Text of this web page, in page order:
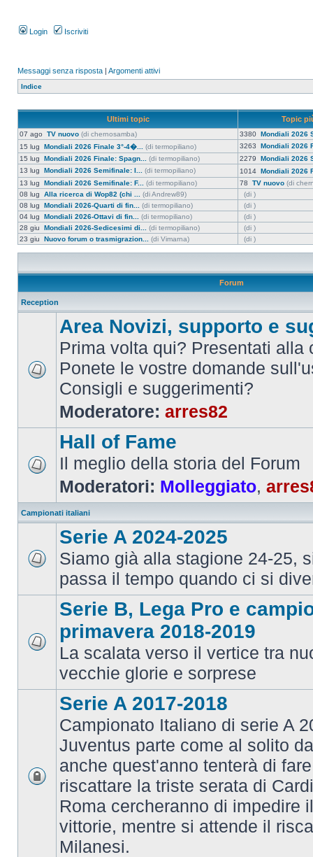
Login Iscriviti
Messaggi senza risposta | Argomenti attivi
Indice
Ultimi topic Topic
07 ago TV nuovo (di chernosamba) 3380 Mondiali 2026
15 lug Mondiali 2026 Finale 3°-4�... (di termopiliano) 3263 Mondiali 2026
15 lug Mondiali 2026 Finale: Spagn... (di termopiliano) 2279 Mondiali 2026
13 lug Mondiali 2026 Semifinale: I... (di termopiliano) 1014 Mondiali 2026
13 lug Mondiali 2026 Semifinale: F... (di termopiliano) 78 TV nuovo (di
08 lug Alla ricerca di Wop82 (chi ... (di Andrew89)
(di )
08 lug Mondiali 2026-Quarti di fin... (di termopiliano)
(di )
04 lug Mondiali 2026-Ottavi di fin... (di termopiliano)
(di )
28 giu Mondiali 2026-Sedicesimi di... (di termopiliano)
(di )
23 giu Nuovo forum o trasmigrazion... (di Vimarna) (di )
Forum
Reception
Area Novizi, supporto e
Prima volta qui? Presentati alla
Ponete le vostre domande
Consigli e suggerimenti?
Moderatore: arres82
Hall of Fame
Il meglio della storia del Forum
Moderatori: Molleggiato,
Campionati italiani
Serie A 2024-2025
Siamo già alla stagione 24-25,
passa il tempo quando ci si
Serie B, Lega Pro e
primavera 2018-2019
La scalata verso il vertice tra
vecchie glorie e sorprese
Serie A 2017-2018
Campionato Italiano di serie A
Juventus parte come al solito
anche quest'anno tenterà di
riscattare la triste serata di
Roma cercheranno di impedire
vittorie, mentre si attende il
Milanesi.